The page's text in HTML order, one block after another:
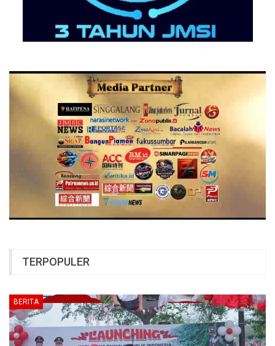
TERPOPULER
BERITA